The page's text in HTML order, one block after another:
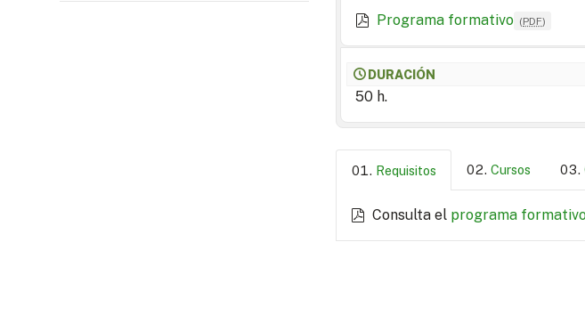
Programa formativo (PDF)
DURACIÓN
50 h.
Requisitos Cursos
Consulta el programa